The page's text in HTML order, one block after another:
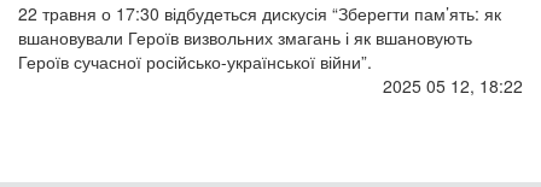
22 травня о 17:30 відбудеться дискусія “Зберегти пам’ять: як
вшановували Героїв визвольних змагань і як вшановують
Героїв сучасної російсько-української війни”.
2025 05 12, 18:22